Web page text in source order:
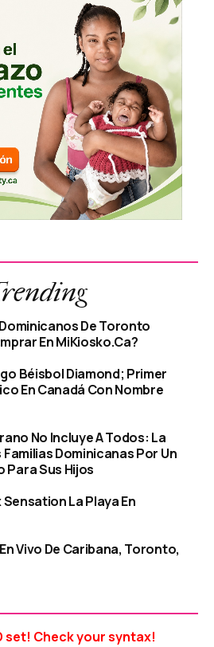
De Toronto
En MiKiosko.ca?
Béisbol Diamond; Primer
En Canadá Con Nombre
No Incluye A Todos: La
Familias Dominicanas Por Un
Para Sus Hijos
Sensation La Playa En
Vivo De Caribana, Toronto,
set! Check your syntax!